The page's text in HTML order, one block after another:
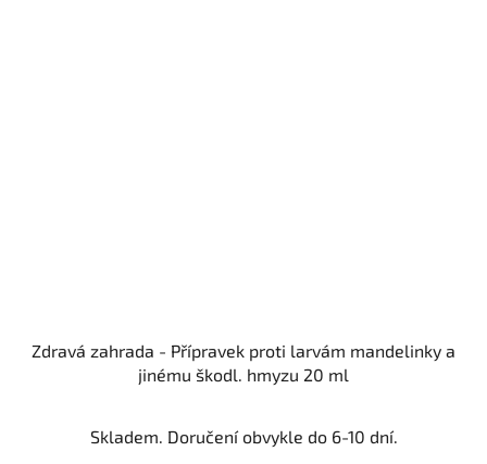
Zdravá zahrada - Přípravek proti larvám mandelinky a
jinému škodl. hmyzu 20 ml
Skladem. Doručení obvykle do 6-10 dní.